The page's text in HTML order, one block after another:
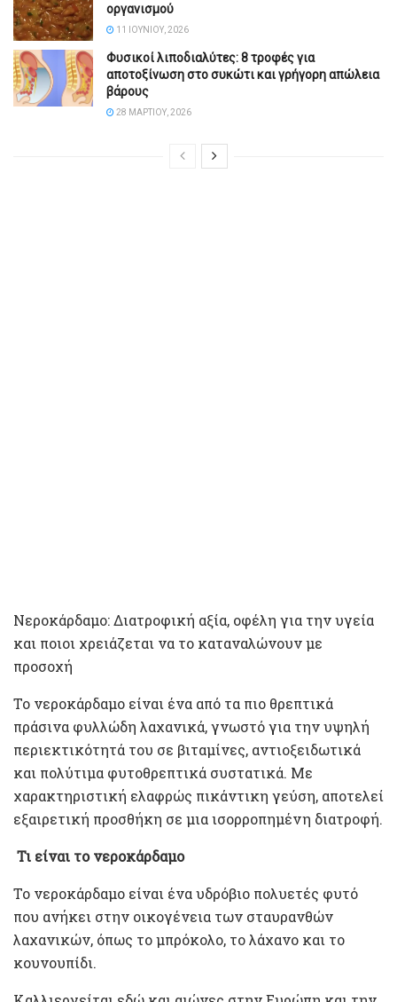
οργανισμού
11 ΙΟΥΝΊΟΥ, 2026
Φυσικοί λιποδιαλύτες: 8 τροφές για
αποτοξίνωση στο συκώτι και γρήγορη απώλεια
βάρους
28 ΜΑΡΤΊΟΥ, 2026
Νεροκάρδαμο: Διατροφική αξία, οφέλη για την υγεία
και ποιοι χρειάζεται να το καταναλώνουν με
προσοχή
Το νεροκάρδαμο είναι ένα από τα πιο θρεπτικά
πράσινα φυλλώδη λαχανικά, γνωστό για την υψηλή
περιεκτικότητά του σε βιταμίνες, αντιοξειδωτικά
και πολύτιμα φυτοθρεπτικά συστατικά. Με
χαρακτηριστική ελαφρώς πικάντικη γεύση, αποτελεί
εξαιρετική προσθήκη σε μια ισορροπημένη διατροφή.
Τι είναι το νεροκάρδαμο
Το νεροκάρδαμο είναι ένα υδρόβιο πολυετές φυτό
που ανήκει στην οικογένεια των σταυρανθών
λαχανικών, όπως το μπρόκολο, το λάχανο και το
κουνουπίδι.